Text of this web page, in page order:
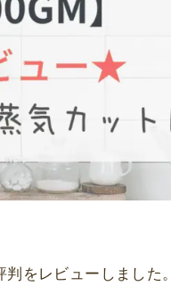
をレビューしました。